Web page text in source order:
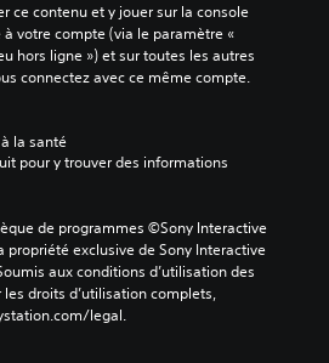
ce contenu et y jouer sur la console
à votre compte (via le paramètre «
hors ligne ») et sur toutes les autres
connectez avec ce même compte.
la santé
de programmes ©Sony Interactive
propriété exclusive de Sony Interactive
aux conditions d’utilisation des
droits d’utilisation complets,
legal.